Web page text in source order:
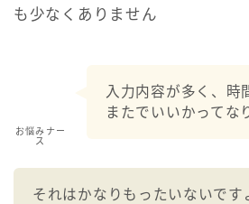
も少なくありません
お悩みナー
ス
入力内容が多く、時
またでいいかってな
それはかなりもったいないです